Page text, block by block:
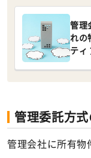
管理
れの
ティ
管理委託方式
管理会社に所有物